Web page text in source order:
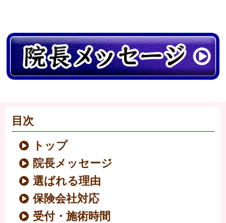
目次
トップ
院長メッセージ
選ばれる理由
保険会社対応
受付・施術時間